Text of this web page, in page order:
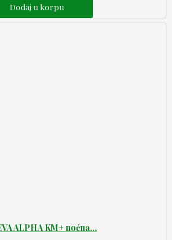
Dodaj u korpu
ALPHA KM+ noćna...